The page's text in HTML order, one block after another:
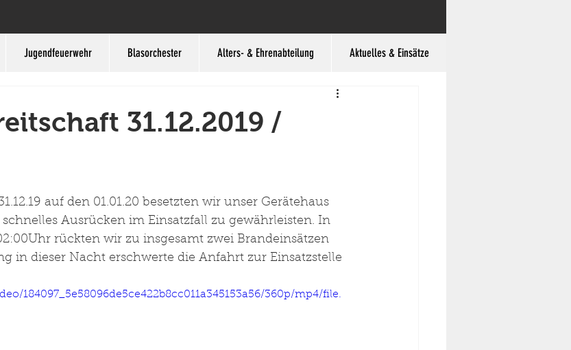
31.12.2019 /
auf den 01.01.20 besetzten wir unser Gerätehaus
Ausrücken im Einsatzfall zu gewährleisten. In
rückten wir zu insgesamt zwei Brandeinsätzen
in dieser Nacht erschwerte die Anfahrt zur Einsatzstelle
184097_5e58096de5ce422b8cc011a345153a56/360p/mp4/file.
Jugendfeuerwehr Blasorchester Alters- & Ehrenabteilung Aktuelles & Einsätze